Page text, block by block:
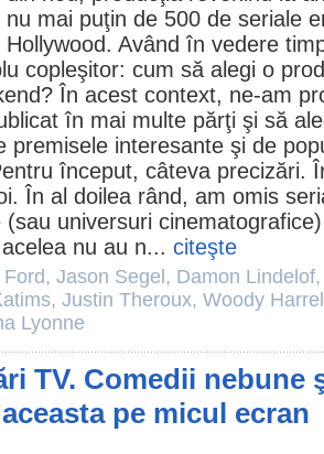
nu mai puţin de 500 de seriale
Hollywood. Având în vedere
copleşitor: cum să alegi o
În acest context, ne-am
în mai multe părţi şi să
premisele interesante şi de
început, câteva precizări.
În al doilea rând, am omis
universuri
nu au n... citeşte
, Jason Segel , Damon Lindelof
, Justin Theroux, Woody
Lyonne
TV. Comedii nebune
pe micul ecran